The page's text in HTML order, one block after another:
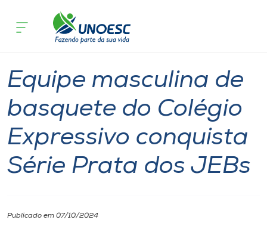
Cursos
Pesquisa
Atendimento ao Estudante
Portal de Ensino
Colégios
Equipe masculina de
basquete do Colégio
Expressivo conquista
Série Prata dos JEBs
Publicado em 07/10/2024